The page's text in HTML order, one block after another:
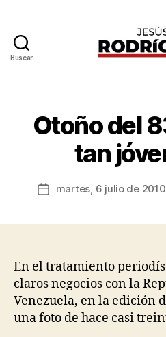
Buscar
Categorías
Otoño del
tan
Fechamartes, 6 julio de 2010
En el tratamiento
claros negocios con la
Venezuela, en la edición
una foto de hace casi